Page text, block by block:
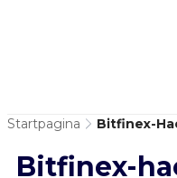
Startpagina Bitfinex-
Bitfinex-